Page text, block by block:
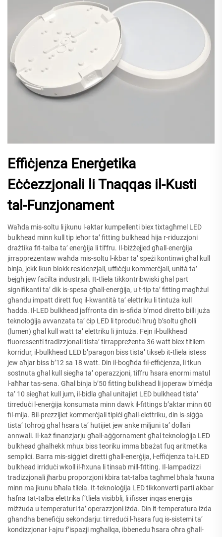
Effiċjenza Enerġetika
Eċċezzjonali li Tnaqqas il-Kusti
tal-Funzjonament
Waħda mis-soltu li jkunu l-aktar kumpellenti biex tixtagħmel LED
bulkhead minn kull tip ieħor ta’ fitting bulkhead hija r-riduzzjoni
drażtika fit-talba ta’ enerġija li tiffru. Il-biżżejjed għall-enerġija
jirrappreżentaw waħda mis-soltu l-ikbar ta’ speżi kontinwi għal kull
binja, jekk ikun blokk residenzjali, uffiċċju kommerċjali, unità ta’
bejgħ jew faċilta industrjali. It-tliela tikkontribwiski għal part
signifikanti ta’ dik is-spesa għall-enerġija, u t-tip ta’ fitting magħżul
għandu impatt dirett fuq il-kwantità ta’ elettriku li tintuża kull
ħadda. Il-LED bulkhead jaffronta din is-sfida b’mod diretto billi juża
teknoloġija avvanzata ta’ ċip LED li tproduċi ħruġ b’soltu għolli
(lumen) għal kull watt ta’ elettriku li jintuża. Fejn il-bulkhead
fluoressenti tradizzjonali tista’ tirrappreżenta 36 watt biex titliem
korridur, il-bulkhead LED b’paragon biss tista’ tikseb it-tliela istess
jew aħjar biss b’12 sa 18 watt. Din il-bogħda fil-effiċjenza, li tkun
sostnuta għal kull siegħa ta’ operazzjoni, tiffru ħsara enormi matul
l-aħħar tas-sena. Għal binja b’50 fitting bulkhead li joperaw b’médja
ta’ 10 siegħat kull jum, il-bidla għal unitajiet LED bulkhead tista’
tirreduċi l-enerġija konsumata minn dawk il-fittings b’aktar minn 60
fil-mija. Bil-prezzijiet kommerċjali tipiċi għall-elettriku, din is-siġġa
tista’ toħroġ għal ħsara ta’ ħutijiet jew anke miljuni ta’ dollari
annwali. Il-każ finanzjarju għall-aġġornament għal teknoloġija LED
bulkhead għalhekk mhux biss teoriku imma bbażat fuq aritmetika
sempliċi. Barra mis-siġġiet diretti għall-enerġija, l-effiċjenza tal-LED
bulkhead irriduċi wkoll il-ħxuna li tinsab mill-fitting. Il-lampadiżzi
tradizzjonali jħarbu proporzjoni kbira tat-talba tagħmel bħala ħxuna
minn ma jkunu bħala tliela. It-teknoloġija LED tikkonverti parti akbar
ħafna tat-talba elettrika f’tliela visibbli, li ifisser inqas enerġija
miżżuda u temperaturi ta’ operazzjoni iżda. Din it-temperatura iżda
għandha benefiċju sekondarju: tirreduċi l-ħsara fuq is-sistemi ta’
kondizzjonar l-ajru f’ispazji mgħallqa, ibbenedu ħsara oħra għall-